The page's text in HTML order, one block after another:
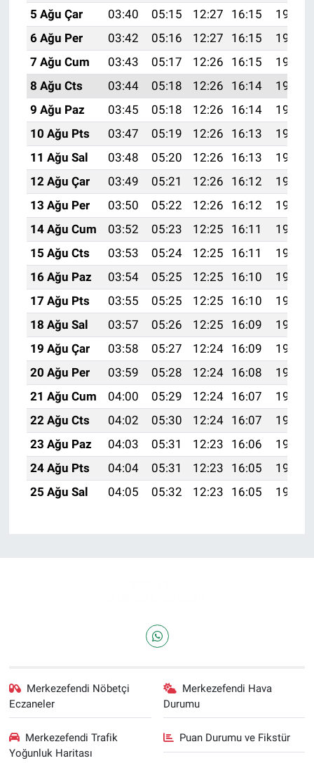
5 Ağu Çar
03:40 05:15 12:27 16:15
19:28
6 Ağu Per
03:42 05:16 12:27 16:15
19:27
7 Ağu Cum
03:43 05:17 12:26 16:15
19:26
8 Ağu Cts
03:44 05:18 12:26 16:14
19:25
9 Ağu Paz
03:45 05:18 12:26 16:14
19:24
10 Ağu Pts
03:47 05:19 12:26 16:13
19:23
11 Ağu Sal
03:48 05:20 12:26 16:13
19:22
12 Ağu Çar
03:49 05:21 12:26 16:12
19:20
13 Ağu Per
03:50 05:22 12:26 16:12
19:19
14 Ağu Cum
03:52 05:23 12:25 16:11
19:18
15 Ağu Cts
03:53 05:24 12:25 16:11
19:17
16 Ağu Paz
03:54 05:25 12:25 16:10
19:15
17 Ağu Pts
03:55 05:25 12:25 16:10
19:14
18 Ağu Sal
03:57 05:26 12:25 16:09
19:13
19 Ağu Çar
03:58 05:27 12:24 16:09
19:12
20 Ağu Per
03:59 05:28 12:24 16:08
19:10
21 Ağu Cum
04:00 05:29 12:24 16:07
19:09
22 Ağu Cts
04:02 05:30 12:24 16:07
19:08
23 Ağu Paz
04:03 05:31 12:23 16:06
19:06
24 Ağu Pts
04:04 05:31 12:23 16:05
19:05
25 Ağu Sal
04:05 05:32 12:23 16:05 19:03
Merkezefendi Nöbetçi
Eczaneler
Merkezefendi Hava
Durumu
Merkezefendi Trafik
Yoğunluk Haritası
Puan Durumu ve Fikstür